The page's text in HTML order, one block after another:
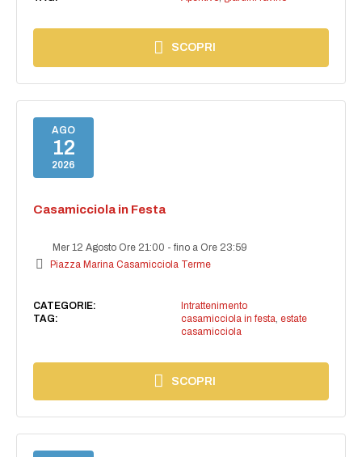
SCOPRI
AGO
12
2026
Casamicciola in Festa
Mer 12 Agosto Ore 21:00 -fino a Ore 23:59
Piazza Marina Casamicciola Terme
CATEGORIE:
Intrattenimento
TAG:
casamicciola in festa estate
casamicciola
SCOPRI